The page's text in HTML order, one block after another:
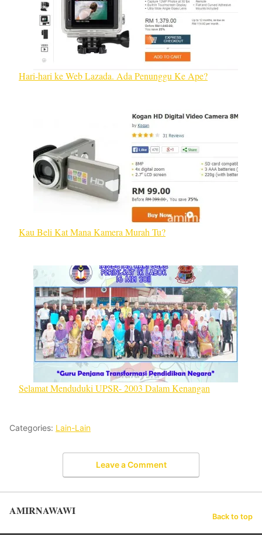
Hari-hari ke Web Lazada. Ada Penunggu Ke Ape?
Kau Beli Kat Mana Kamera Murah Tu?
Selamat Menduduki UPSR- 2003 Dalam Kenangan
Categories: Lain-Lain
Leave a Comment
AMIRNAWAWI Back to top